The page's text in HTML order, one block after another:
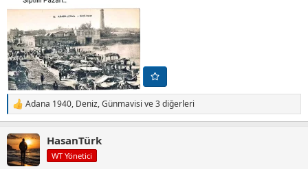
T
e
k
i
l
Adana 1940, Deniz,Günmavisi ve 3 diğerleri
HasanTürk
WT Yönetici